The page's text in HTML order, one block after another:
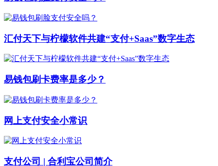
汇付天下与柠檬软件共建“支付+Saas”数字生态
易钱包刷卡费率是多少？
网上支付安全小常识
支付公司 | 合利宝公司简介